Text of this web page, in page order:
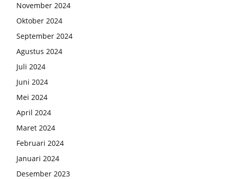
November 2024
Oktober 2024
September 2024
Agustus 2024
Juli 2024
Juni 2024
Mei 2024
April 2024
Maret 2024
Februari 2024
Januari 2024
Desember 2023